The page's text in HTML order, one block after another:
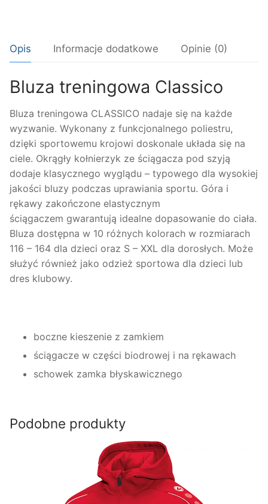
Opis Informacje dodatkowe Opinie (0)
Bluza treningowa Classico
Bluza treningowa CLASSICO nadaje się na każde
wyzwanie. Wykonany z funkcjonalnego poliestru,
dzięki sportowemu krojowi doskonale układa się na
ciele. Okrągły kołnierzyk ze ściągacza pod szyją
dodaje klasycznego wyglądu – typowego dla wysokiej
jakości bluzy podczas uprawiania sportu. Góra i
rękawy zakończone elastycznym
ściągaczem gwarantują idealne dopasowanie do ciała.
Bluza dostępna w 10 różnych kolorach w rozmiarach
116 – 164 dla dzieci oraz S – XXL dla dorosłych. Może
służyć również jako odzież sportowa dla dzieci lub
dres klubowy.
boczne kieszenie z zamkiem
ściągacze w części biodrowej i na rękawach
schowek zamka błyskawicznego
Podobne produkty